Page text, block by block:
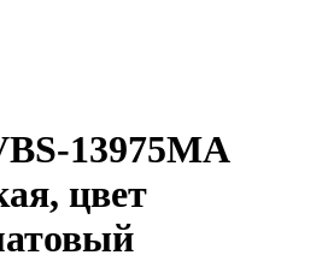
13975MA
цвет